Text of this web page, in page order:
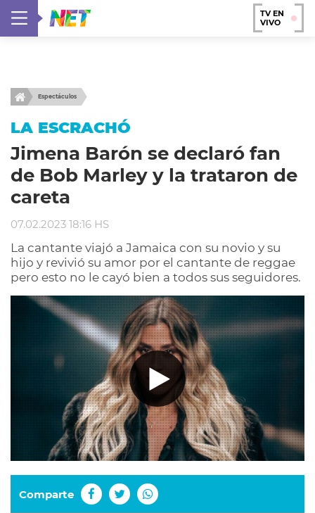
TV EN
VIVO
Espectáculos
LA ESCRACHÓ
Jimena Barón se declaró fan
de Bob Marley y la trataron de
careta
07.02.2023 18:16 HS
La cantante viajó a Jamaica con su novio y su
hijo y revivió su amor por el cantante de reggae
pero esto no le cayó bien a todos sus seguidores.
Comparte